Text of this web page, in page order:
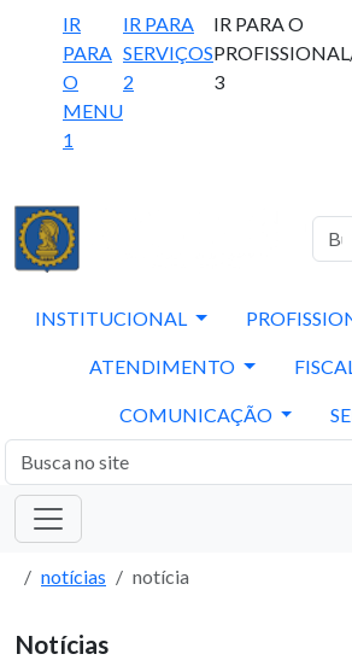
IR
PARA
O
MENU
1
IR PARA
SERVIÇOS
2
IR PARA O
3
INSTITUCIONAL
ATENDIMENTO
COMUNICAÇÃO
notícias notícia
Notícias